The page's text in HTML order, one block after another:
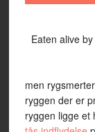
Eaten alive
men
ryggen der er
ryggen ligge et